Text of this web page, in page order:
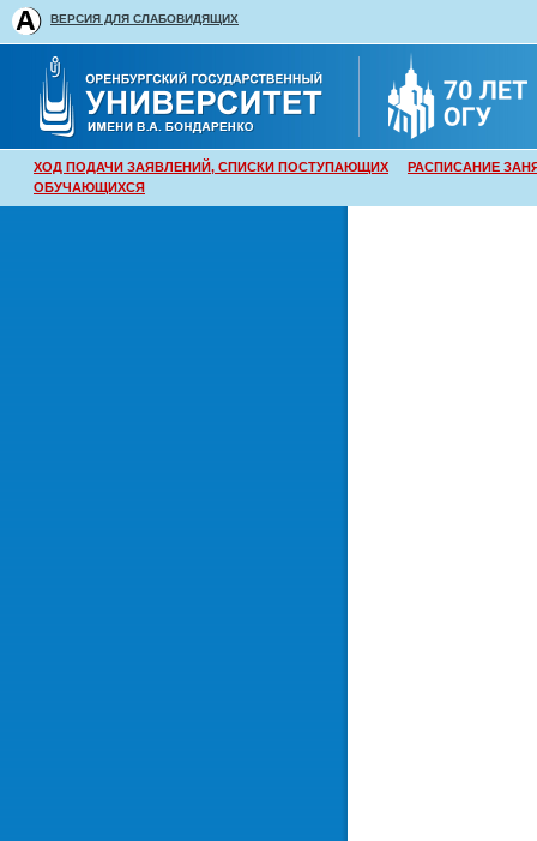
ВЕРСИЯ ДЛЯ СЛАБОВИДЯЩИХ
ХОД ПОДАЧИ ЗАЯВЛЕНИЙ, СПИСКИ ПОСТУПАЮЩИХ
РАСПИСАНИЕ
ОБУЧАЮЩИХСЯ